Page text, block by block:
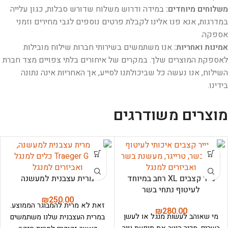
משלוחים מיוחדים: במידה ודרוש משלוח שדורש סבלות, כגון עלייה
במדרגות, אנא פנו אלינו לקבלת פרטים נוספים לגבי מחירים וזמני
אספקה.
אמינות ואחריות: אנו משתמשים בשירותי חברות שילוח מובילות
לאספקת המוצרים שלך. במקרים של איחורים בלתי צפויים מצד חברת
השילוח, אנו נעשה כל שביכולתנו לסייע, אך האחריות אינה נתונה
בידינו.
מוצרים משודרגים
נייר קצבים XL רחב במיוחד
לעיטוף נתחי בשר
₪280.00
מי שאוהב לעשות מנגל או לעשן
מרית עצבנית למעשנה
₪250.00
זאת לא מרית להמבוגר הממוצע.
במרית העצבנית שלנו משתמשים